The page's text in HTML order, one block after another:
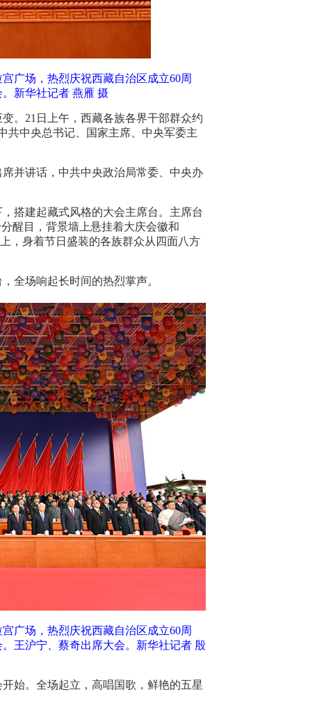
广场，热烈庆祝西藏自治区成立60周
新华社记者 燕雁 摄
。21日上午，西藏各族各界干部群众约
共中央总书记、国家主席、中央军委主
并讲话，中共中央政治局常委、中央办
搭建起藏式风格的大会主席台。主席台
醒目，背景墙上悬挂着大庆会徽和
，身着节日盛装的各族群众从四面八方
全场响起长时间的热烈掌声。
广场，热烈庆祝西藏自治区成立60周
王沪宁、蔡奇出席大会。新华社记者 殷
始。全场起立，高唱国歌，鲜艳的五星